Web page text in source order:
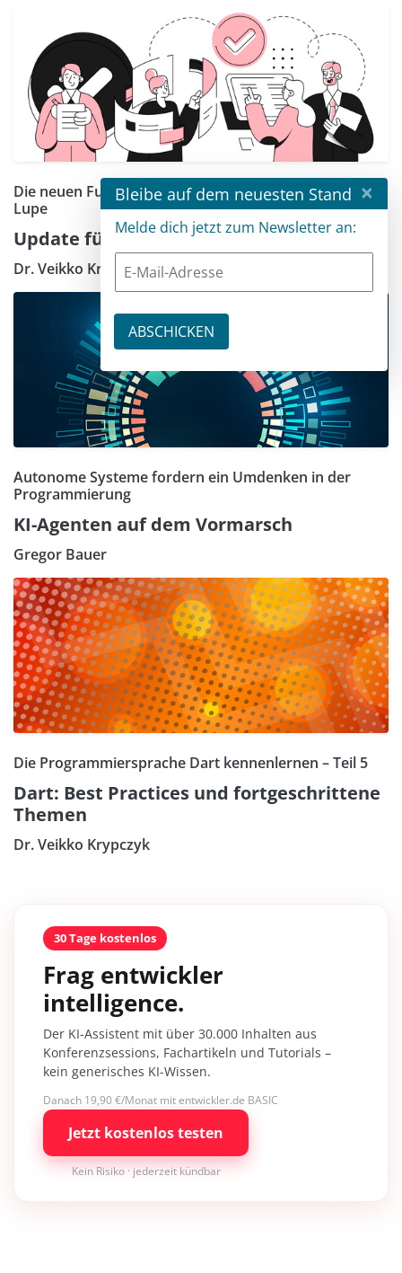
Die neuen Funktionen von RAD Studio 12.2 unter der
Lupe
Update für Delphi und den C++Builder
Dr. Veikko Krypczyk
Autonome Systeme fordern ein Umdenken in der
Programmierung
KI-Agenten auf dem Vormarsch
Gregor Bauer
Die Programmiersprache Dart kennenlernen – Teil 5
Dart: Best Practices und fortgeschrittene
Themen
Dr. Veikko Krypczyk
30 Tage kostenlos
Frag entwickler
intelligence.
Der KI-Assistent mit über 30.000 Inhalten aus
Konferenzsessions, Fachartikeln und Tutorials –
kein generisches KI-Wissen.
Danach 19,90 €/Monat mit entwickler.de BASIC
Jetzt kostenlos testen
Kein Risiko · jederzeit kündbar
Bleibe auf dem neuesten Stand ×
Melde dich jetzt zum Newsletter an: